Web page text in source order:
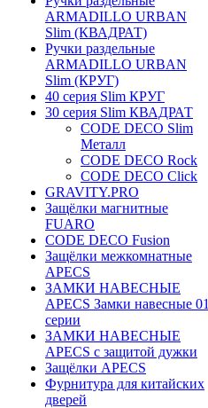
ARMADILLO URBAN
Slim (КВАДРАТ)
Ручки раздельные
ARMADILLO URBAN
Slim (КРУГ)
40 серия Slim КРУГ
30 серия Slim КВАДРАТ
CODE DECO Slim
Металл
CODE DECO Rock
CODE DECO Click
GRAVITY.PRO
Защёлки магнитные
FUARO
CODE DECO Fusion
Защёлки межкомнатные
APECS
ЗАМКИ НАВЕСНЫЕ
APECS Замки навесные 01
серии
ЗАМКИ НАВЕСНЫЕ
APECS с защитой дужки
Защёлки APECS
Фурнитура для китайских
дверей